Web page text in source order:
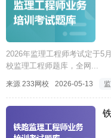
2026年监理工程师考试定于5
校监理工程师题库，全网...
来源 233网校 2026-05-13